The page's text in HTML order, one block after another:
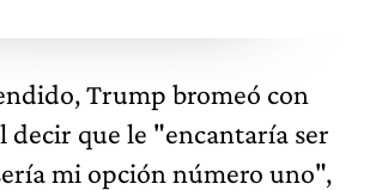
Trump bromeó con
decir que le "encantaría ser
mi opción número uno",